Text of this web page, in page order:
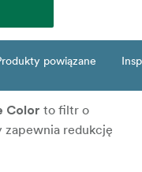
powiązane
Color to filtr o
redukcję